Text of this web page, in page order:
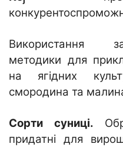
Використання
методики для
на ягідних
смородина та
Сорти суниці.
придатні для